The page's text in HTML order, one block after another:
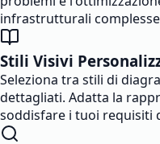
infrastrutturali
Stili Visivi
Seleziona tra stili di
dettagliati. Adatta la
soddisfare i tuoi requisiti